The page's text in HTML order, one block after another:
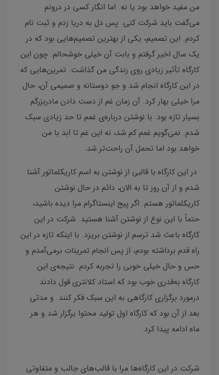
من مفید خواهد بود یا نه. اما انگار کسی در درونم
می‌گفت باید شرکت کنی. پس دل به دریا زدم و ثبت نام
کردم. این تصمیم، یکی از بهترین تصمیم‌هایی بود که در
یک سال اخیر گرفتم و بابت آن خیلی خوشحالم. چون این
کارگاه تأثیر زیادی روی زندگی من گذاشت. تمرین‌هایی که
در این کارگاه انجام شد و جو دوستانه و صمیمی آن، حال
مرا خیلی بهار کرد. آن زمان غم از دست دادن مادربزرگم
بسیار تازه بود. با نوشتن درباره‌ی غمم تا حد زیادی سبک
شدم. نمی‌گویم غمم کم شد، نه این غم تا ابد با من
خواهد بود اما تحمل آن راحت‌تر شد.
در این کارگاه با قالبی از نوشتن به اسم کاریکلماتور آشنا
شدم و از آن روز تا به الان، دائم در حال نوشتن
کاریکلماتور هستم. اگر پیج اینستاگرام مرا دیده باشید،
حتماً با این نوع از نوشتن آشنا هستید. شرکت در این
کارگاه باعث شد ترسم از نوشتن بریزد. با اینکه تازه در این
راه قدم برداشته بودم، از پس انجام تمرینات برمی‌آمدم و
حس و حال خیلی خوبی را تجربه کردم. نتیجه‌ی این
کارگاه به‌قدری خوب بود که استاد کلانتری قول دادند
در‌مورد برگزاری کارگاهی به این سبک فکر کنند. و مدتی
بعد از آن بود که کارگاه اول تولید محتوا برگزار شد و هر
ماه ادامه پیدا کرد.
شرکت در این کارگاه‌ها مرا با قالب‌های جالب و متفاوتی